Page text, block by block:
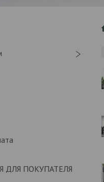
ПОКУПАТЕЛЯ